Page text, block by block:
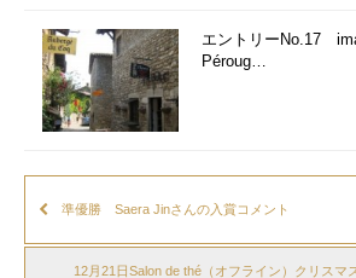
エントリーNo.17
Péroug…
準優勝 Saera Jinさんの入賞コメント
12月21日Salon de thé（オフライン）クリスマ